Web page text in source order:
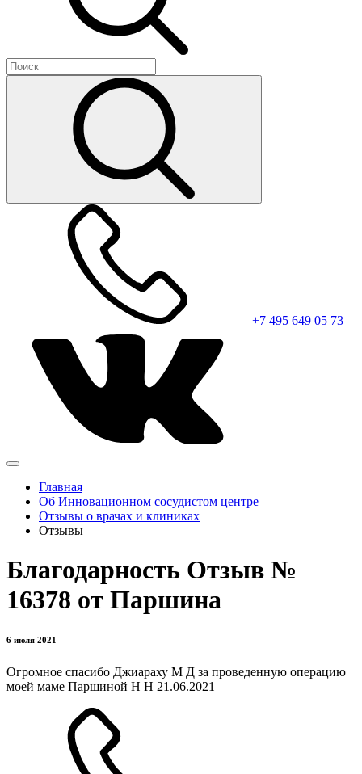
+7 495 649 05 73
Главная
Об Инновационном сосудистом центре
Отзывы о врачах и клиниках
Отзывы
Благодарность Отзыв №
16378 от Паршина
6 июля 2021
Огромное спасибо Джиараху М Д за проведенную операцию
моей маме Паршиной Н Н 21.06.2021